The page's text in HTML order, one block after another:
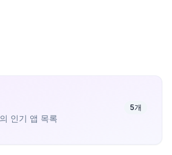
인기 앱 목록
5개